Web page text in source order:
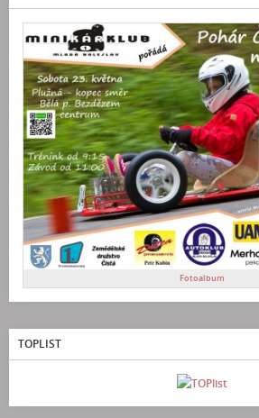
Fotoalbum
TOPLIST